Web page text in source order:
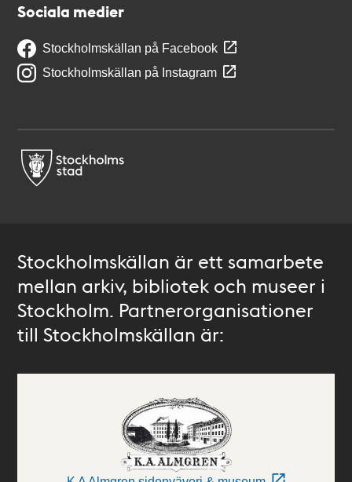
Sociala medier
Stockholmskällan på Facebook
Stockholmskällan på Instagram
Stockholmskällan är ett samarbete
mellan arkiv, bibliotek och museer i
Stockholm. Partnerorganisationer
till Stockholmskällan är: